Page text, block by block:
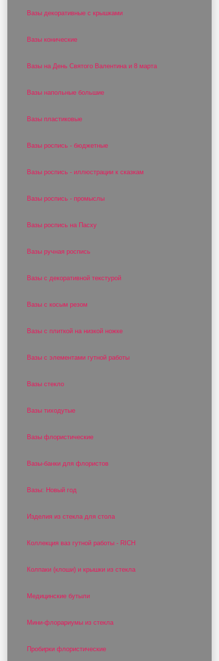
Вазы декоративные с крышками
Вазы конические
Вазы на День Святого Валентина и 8 марта
Вазы напольные большие
Вазы пластиковые
Вазы роспись - бюджетные
Вазы роспись - иллюстрации к сказкам
Вазы роспись - промыслы
Вазы роспись на Пасху
Вазы ручная роспись
Вазы с декоративной текстурой
Вазы с косым резом
Вазы с плиткой на низкой ножке
Вазы с элементами гутной работы
Вазы стекло
Вазы тиходутые
Вазы флористические
Вазы-банки для флористов
Вазы: Новый год
Изделия из стекла для стола
Коллекция ваз гутной работы - RICH
Колпаки (клоши) и крышки из стекла
Медицинские бутыли
Мини-флорариумы из стекла
Пробирки флористические